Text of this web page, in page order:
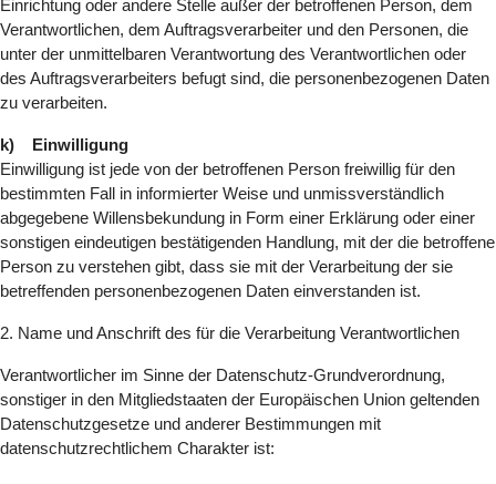
Einrichtung oder andere Stelle außer der betroffenen Person, dem
Verantwortlichen, dem Auftragsverarbeiter und den Personen, die
unter der unmittelbaren Verantwortung des Verantwortlichen oder
des Auftragsverarbeiters befugt sind, die personenbezogenen Daten
zu verarbeiten.
k) Einwilligung
Einwilligung ist jede von der betroffenen Person freiwillig für den
bestimmten Fall in informierter Weise und unmissverständlich
abgegebene Willensbekundung in Form einer Erklärung oder einer
sonstigen eindeutigen bestätigenden Handlung, mit der die betroffene
Person zu verstehen gibt, dass sie mit der Verarbeitung der sie
betreffenden personenbezogenen Daten einverstanden ist.
2. Name und Anschrift des für die Verarbeitung Verantwortlichen
Verantwortlicher im Sinne der Datenschutz-Grundverordnung,
sonstiger in den Mitgliedstaaten der Europäischen Union geltenden
Datenschutzgesetze und anderer Bestimmungen mit
datenschutzrechtlichem Charakter ist: